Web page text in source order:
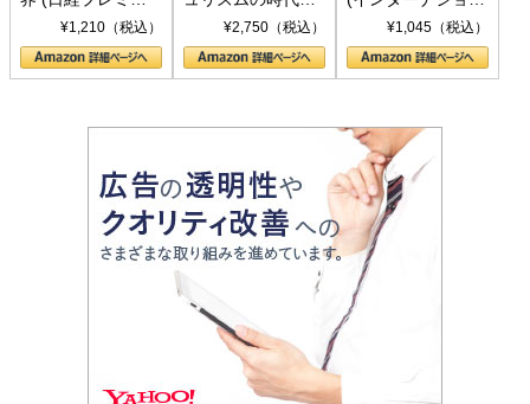
シリーズ)¥1,210（税込）
〈ヤヌス〉の二つ
の顔
¥2,750（税込）
ル新書)¥1,045（税込）